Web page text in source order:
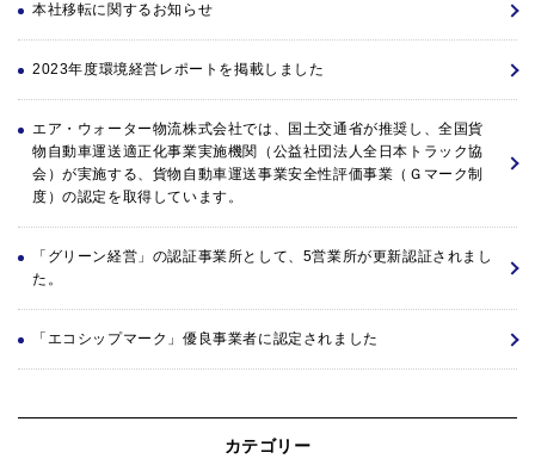
本社移転に関するお知らせ
2023年度環境経営レポートを掲載しました
エア・ウォーター物流株式会社では、国土交通省が推奨し、全国貨
物自動車運送適正化事業実施機関（公益社団法人全日本トラック協
会）が実施する、貨物自動車運送事業安全性評価事業（Ｇマーク制
度）の認定を取得しています。
「グリーン経営」の認証事業所として、5営業所が更新認証されまし
た。
「エコシップマーク」優良事業者に認定されました
カテゴリー